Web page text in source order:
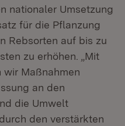
nationaler Umsetzung
für die Pflanzung
Rebsorten auf bis zu
zu erhöhen. „Mit
wir Maßnahmen
an den
die Umwelt
den verstärkten